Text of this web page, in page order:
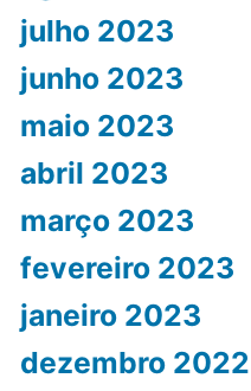
julho 2023
junho 2023
maio 2023
abril 2023
março 2023
fevereiro 2023
janeiro 2023
dezembro 2022